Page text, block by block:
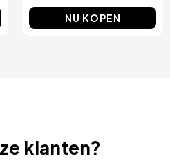
NU KOPEN
klanten?